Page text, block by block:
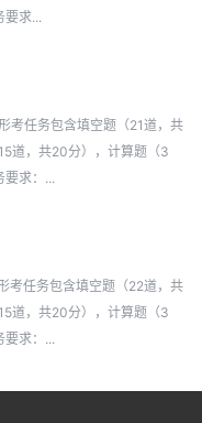
要求...
考任务包含填空题（21道，共
道，共20分），计算题（3
要求：...
考任务包含填空题（22道，共
道，共20分），计算题（3
要求：...